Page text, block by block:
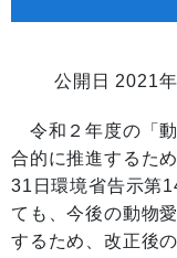
公開日 2021
令和２年度の「
合的に推進するた
31日環境省告示第
ても、今後の動物
するため、改正後